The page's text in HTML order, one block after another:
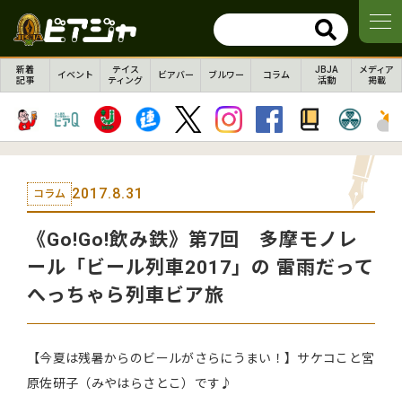
新着
記事
イベント
テイス
ティング
ビアバー ブルワー コラム
JBJA
活動
メディア
掲載
コラム 2017.8.31
《Go!Go!飲み鉄》第7回 多摩モノレ
ール「ビール列車2017」の 雷雨だって
へっちゃら列車ビア旅
【今夏は残暑からのビールがさらにうまい！】サケコこと宮
原佐研子（みやはらさとこ）です♪